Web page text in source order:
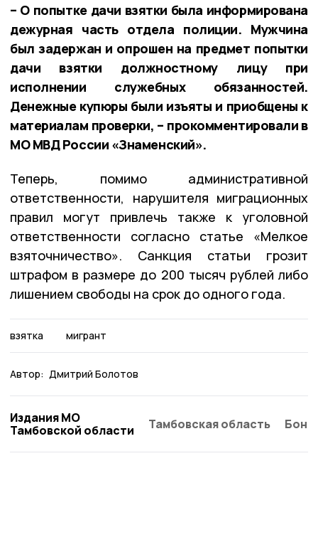
– О попытке дачи взятки была информирована
дежурная часть отдела полиции. Мужчина
был задержан и опрошен на предмет попытки
дачи взятки должностному лицу при
исполнении служебных обязанностей.
Денежные купюры были изъяты и приобщены к
материалам проверки, – прокомментировали в
МО МВД России «Знаменский».
Теперь, помимо административной
ответственности, нарушителя миграционных
правил могут привлечь также к уголовной
ответственности согласно статье «Мелкое
взяточничество». Санкция статьи грозит
штрафом в размере до 200 тысяч рублей либо
лишением свободы на срок до одного года.
взятка мигрант
Автор: Дмитрий Болотов
Издания МО
Тамбовской области
Тамбовская область